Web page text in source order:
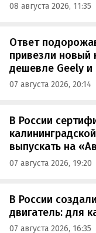
08 августа 2026, 11:35
Ответ
привезли новый
дешевле Geely и
07 августа 2026, 20:14
В России
выпускать на
07 августа 2026, 19:20
В России
двигатель: для
07 августа 2026, 16:35